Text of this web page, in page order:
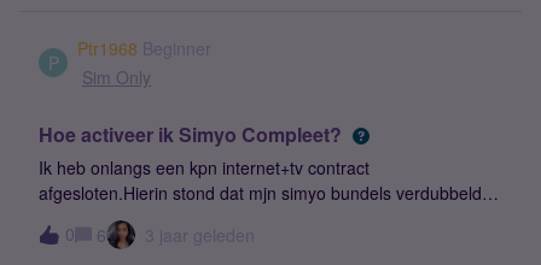
P
Ptr1968 Beginner
Sim Only
Hoe activeer ik Simyo Compleet?
Ik heb onlangs een kpn internet+tv contract
afgesloten.Hierin stond dat mjn simyo bundels verdubbeld
zouden worden.Maar in mijn simyo kan ik hier niks van zien?
~Admin: titel aangepast i.v.m. betere vindbaarheid.
0 6 3 jaar geleden